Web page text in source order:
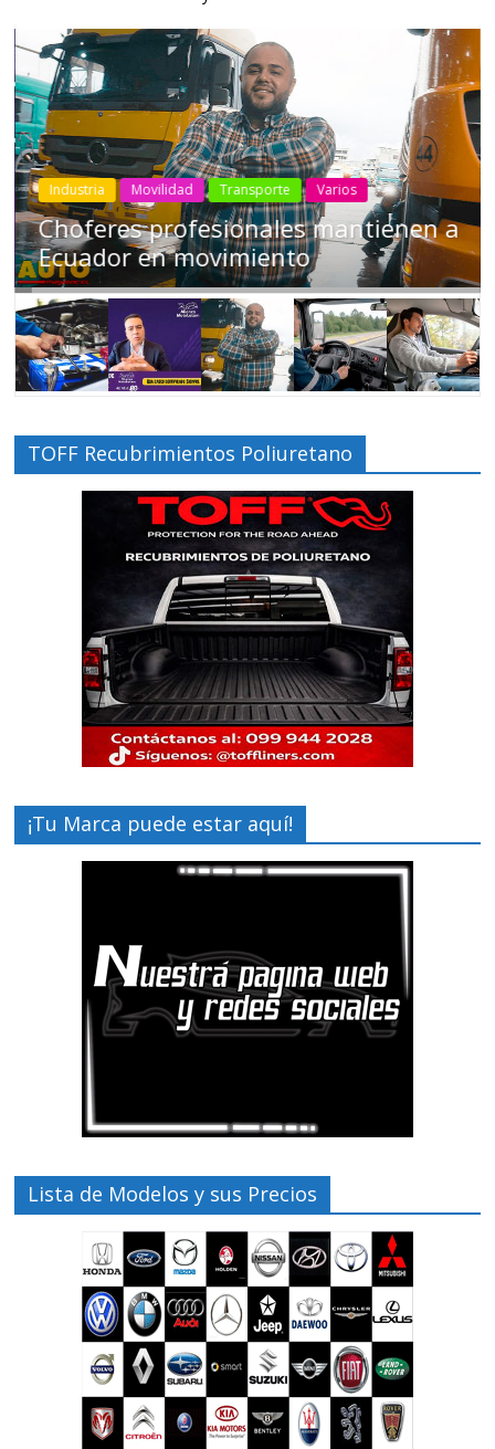
Industria Movilidad Transporte Varios
Conducir cansado puede ser tan
peligroso como manejar ‘tomado’
TOFF Recubrimientos Poliuretano
¡Tu Marca puede estar aquí!
Lista de Modelos y sus Precios